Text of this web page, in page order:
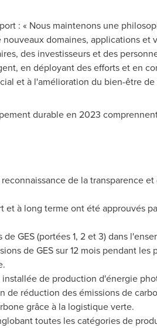
: « Nous maintenons une
domaines, applications et
des investisseurs et des
en déployant des efforts et en
et à l'amélioration du bien-être
durable en 2023
de la transparence
à long terme ont été approuvés
GES (portées 1, 2 et 3) dans
de GES sur 12 mois pendant
de production d'énergie
de réduction des émissions de
grâce à la logistique verte.
toutes les catégories de